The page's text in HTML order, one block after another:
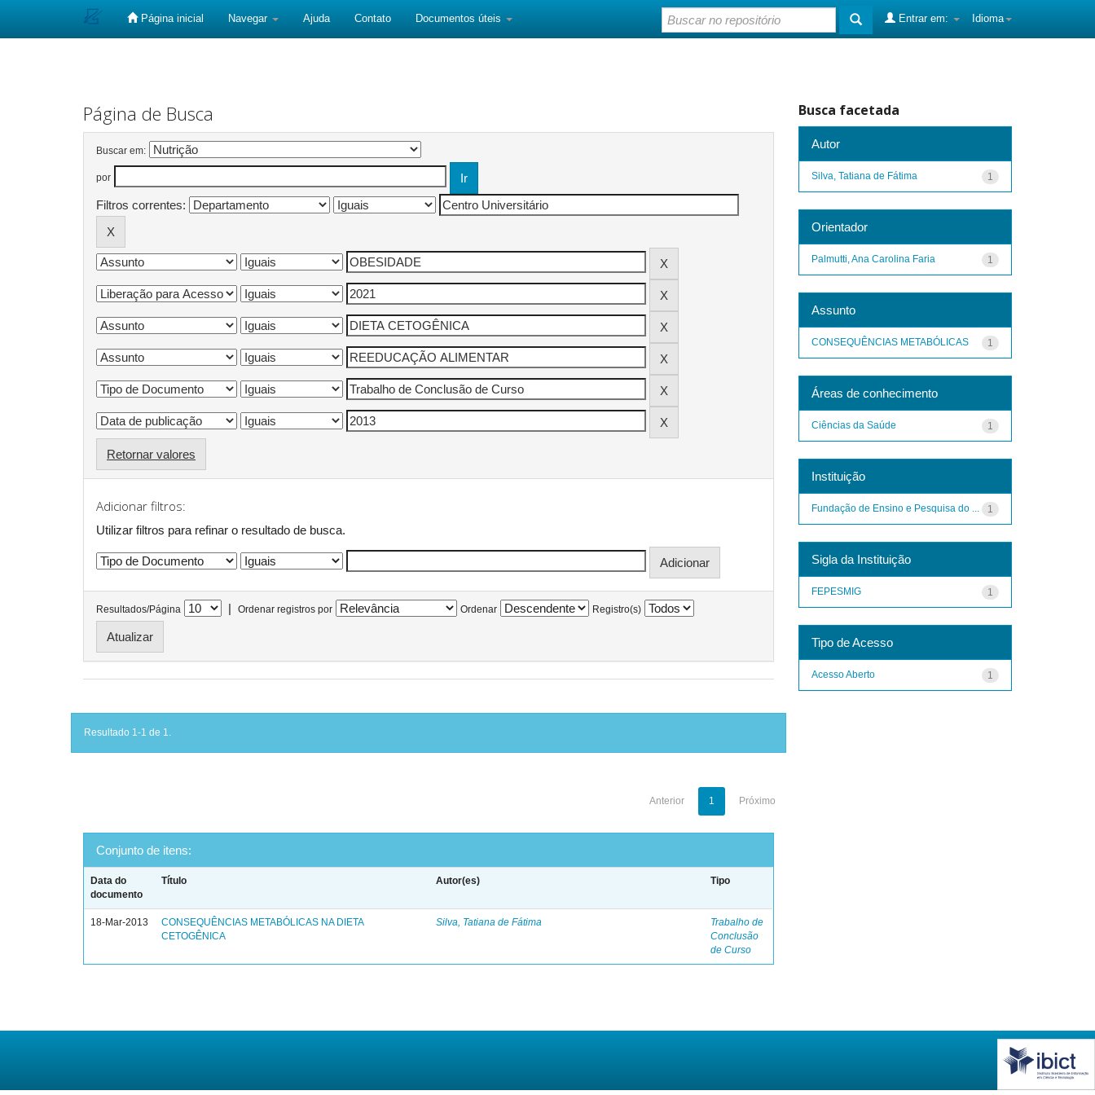
Página inicial Navegar Ajuda Contato Documentos úteis Idioma
Entrar em:
Página de Busca
Buscar em:
por
Filtros correntes:
Retornar valores
Adicionar filtros:
Utilizar filtros para refinar o resultado de busca.
Resultados/Página | Ordenar registros por Ordenar Registro(s)
Resultado 1-1 de 1.
Anterior 1 Próximo
Conjunto de itens:
Data do
documento
Título Autor(es) Tipo
18-Mar-2013
CONSEQUÊNCIAS METABÓLICAS NA DIETA
CETOGÊNICA
Silva, Tatiana de Fátima
Trabalho de
Conclusão
de Curso
Busca facetada
Autor
1
Silva, Tatiana de Fátima
Orientador
1
Palmutti, Ana Carolina Faria
Assunto
1
CONSEQUÊNCIAS METABÓLICAS
Áreas de conhecimento
1
Ciências da Saúde
Instituição
1
Fundação de Ensino e Pesquisa do ...
Sigla da Instituição
1
FEPESMIG
Tipo de Acesso
1
Acesso Aberto